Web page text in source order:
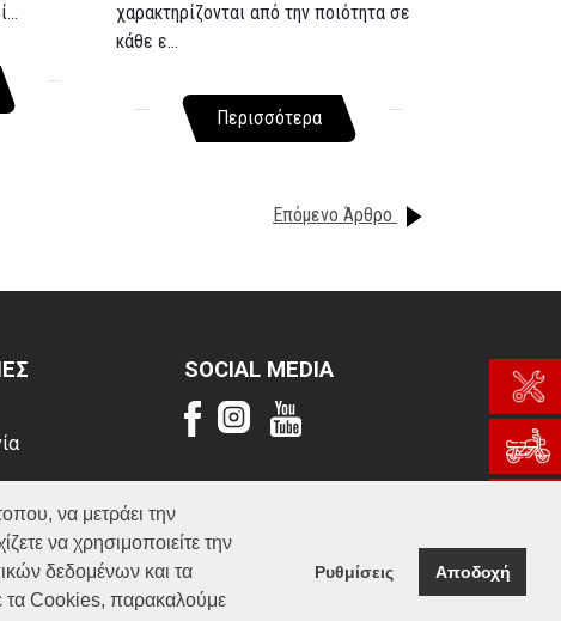
να μετράει την
να χρησιμοποιείτε την
δεδομένων και τα
τα Cookies, παρακαλούμε
Ρυθμίσεις Αποδοχή
χαρακτηρίζονται από την ποιότητα σε
κάθε ε...
Περισσότερα
Επόμενο Άρθρο
SOCIAL MEDIA